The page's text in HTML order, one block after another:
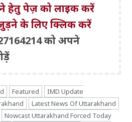
हेतु पेज़ को लाइक करें
जुड़ने के लिए क्लिक करें
को अपने
Featured
IMD Update
Latest News Of Uttarakhand
Nowcast Uttarakhand Forced Today